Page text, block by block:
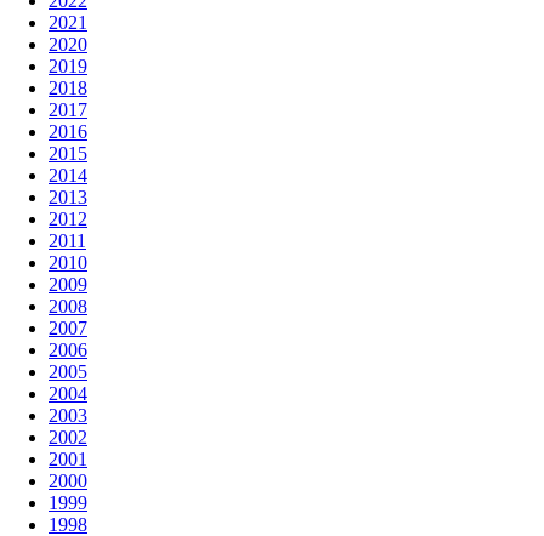
2021
2020
2019
2018
2017
2016
2015
2014
2013
2012
2011
2010
2009
2008
2007
2006
2005
2004
2003
2002
2001
2000
1999
1998